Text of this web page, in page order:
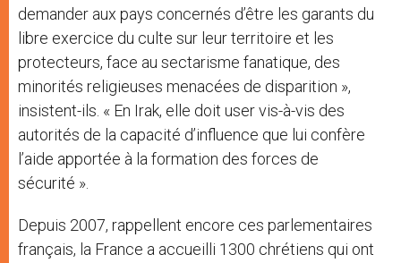
demander aux pays concernés d’être les garants du
libre exercice du culte sur leur territoire et les
protecteurs, face au sectarisme fanatique, des
minorités religieuses menacées de disparition »,
insistent-ils. « En Irak, elle doit user vis-à-vis des
autorités de la capacité d’influence que lui confère
l’aide apportée à la formation des forces de
sécurité ».
Depuis 2007, rappellent encore ces parlementaires
français, la France a accueilli 1300 chrétiens qui ont